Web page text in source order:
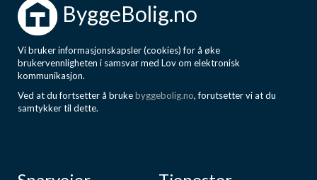
ByggeBolig.no
Vi bruker informasjonskapsler (cookies) for å øke
brukervennligheten i samsvar med Lov om elektronisk
kommunikasjon.
Ved at du fortsetter å brukebyggebolig.no, forutsetter vi at du
samtykker til dette.